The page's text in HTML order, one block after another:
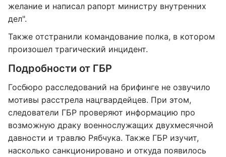
желание и написал рапорт министру внутренних
дел".
Также отстранили командование полка, в котором
произошел трагический инцидент.
Подробности от ГБР
Госбюро расследований на брифинге не озвучило
мотивы расстрела нацгвардейцев. При этом,
следователи ГБР проверяют информацию про
возможную драку военнослужащих двухмесячной
давности и травлю Рябчука. Также ГБР изучит,
насколько санкционировано и откуда появилось